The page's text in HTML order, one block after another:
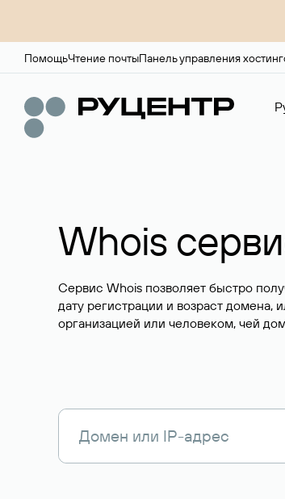
ПомощьЧтение почтыПанель управления
Whois
Сервис Whois позволяет быстро
дату регистрации и возраст домена,
организацией или человеком, чей